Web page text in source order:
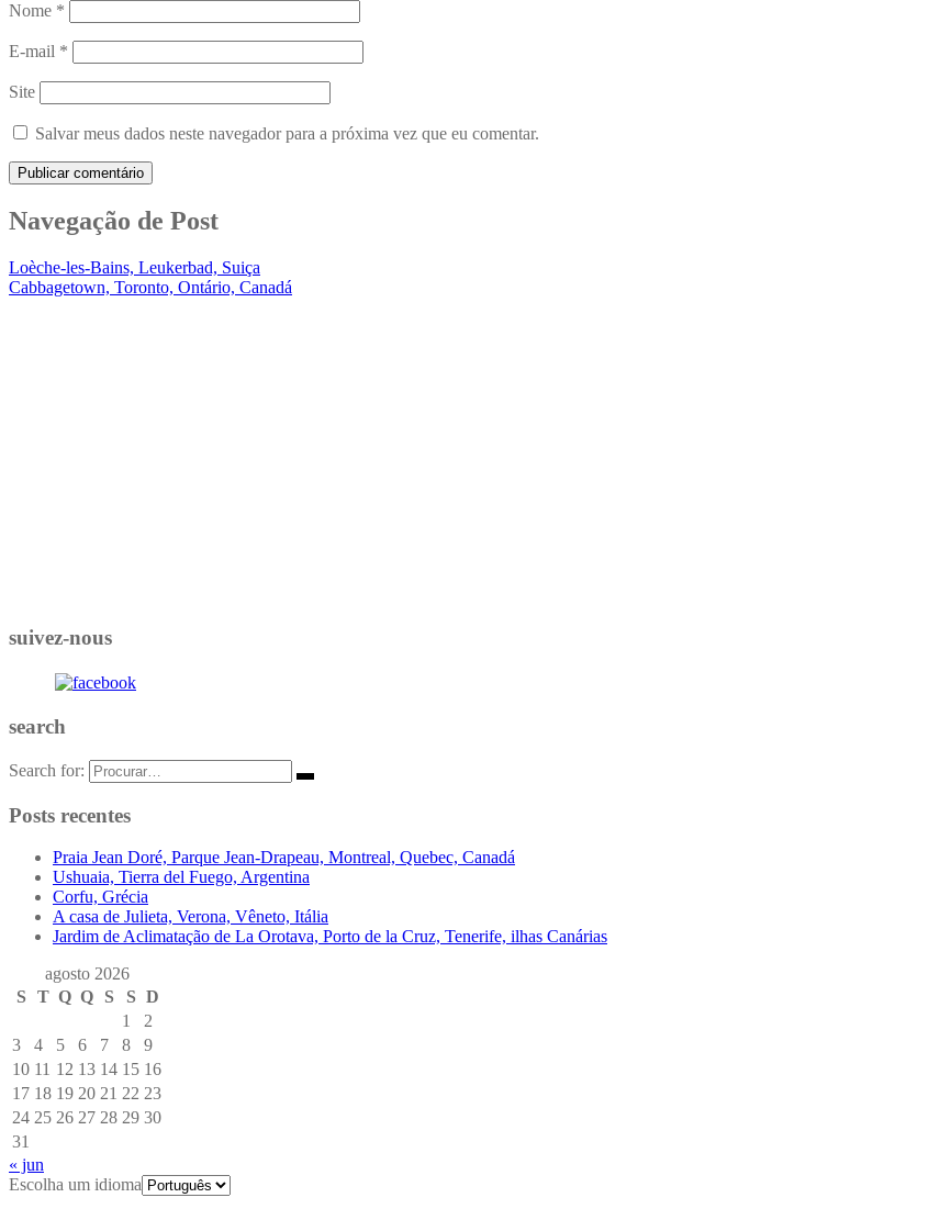
Nome *
E-mail *
Site
Salvar meus dados neste navegador para a próxima vez que eu comentar.
Navegação de Post
Loèche-les-Bains, Leukerbad, Suiça
Cabbagetown, Toronto, Ontário, Canadá
suivez-nous
search
Search for:
Posts recentes
Praia Jean Doré, Parque Jean-Drapeau, Montreal, Quebec, Canadá
Ushuaia, Tierra del Fuego, Argentina
Corfu, Grécia
A casa de Julieta, Verona, Vêneto, Itália
Jardim de Aclimatação de La Orotava, Porto de la Cruz, Tenerife, ilhas Canárias
agosto 2026
S
T Q Q S S D
1
2
3
4 5 6 7 8
9
10 11 12 13 14 15 16
17 18 19 20 21 22 23
24 25 26 27 28 29 30
31
« jun
Escolha um idioma